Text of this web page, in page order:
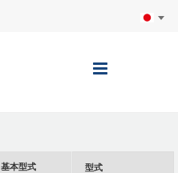
ナ
基本型式 型式